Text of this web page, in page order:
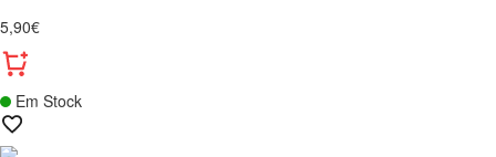
5,90€
Em Stock